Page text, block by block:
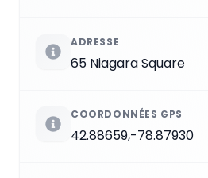
ADRESSE
65 Niagara Square
COORDONNÉES GPS
42.88659,-78.87930